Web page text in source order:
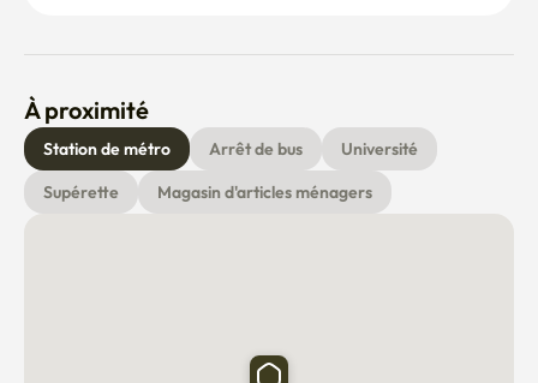
À proximité
Station de métro Arrêt de bus
Université
Supérette
Magasin d'articles ménagers